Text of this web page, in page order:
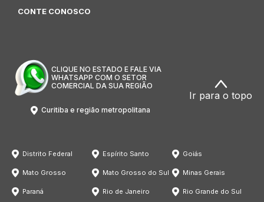
CONTE CONOSCO
CLIQUE NO ESTADO E FALE VIA
WHATSAPP COM O SETOR
COMERCIAL DA SUA REGIÃO
Curitiba e região metropolitana
Ir para o topo
Distrito Federal Espírito Santo Goiás
Mato Grosso Mato Grosso do Sul Minas Gerais
Paraná Rio de Janeiro Rio Grande do Sul